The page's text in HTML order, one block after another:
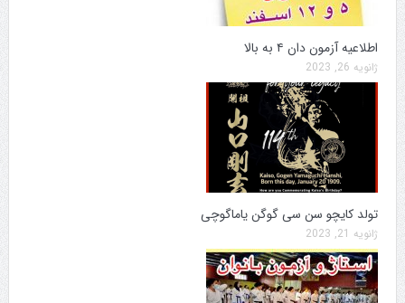
اطلاعیه آزمون دان ۴ به بالا
ژانویه 26, 2023
تولد کایچو سن سی گوگن یاماگوچی
ژانویه 21, 2023